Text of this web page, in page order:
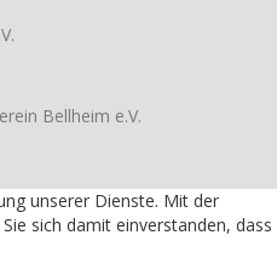
Bellheim e.V.
unserer Dienste. Mit der
sich damit einverstanden, dass